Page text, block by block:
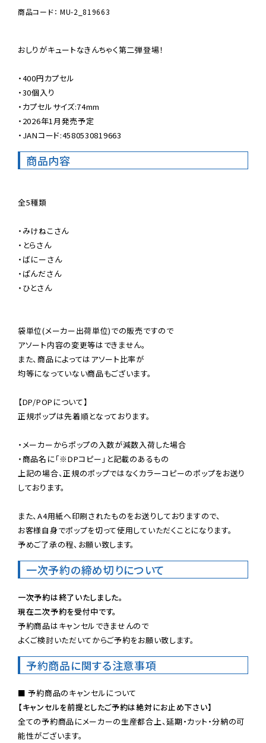
商品コード： MU-2_819663
おしりがキュートなきんちゃく第二弾登場！
・400円カプセル
・30個入り
・カプセルサイズ:74mm
・2026年1月発売予定
・JANコード:4580530819663
商品内容
全5種類
・みけねこさん
・とらさん
・ばにーさん
・ぱんださん
・ひとさん
袋単位(メーカー出荷単位)での販売ですので
アソート内容の変更等はできません。
また、商品によってはアソート比率が
均等になっていない商品もございます。
【DP/POPについて】
正規ポップは先着順となっております。
・メーカーからポップの入数が減数入荷した場合
・商品名に「※DPコピー」と記載のあるもの
上記の場合、正規のポップではなくカラーコピーのポップをお送り
しております。
また、A4用紙へ印刷されたものをお送りしておりますので、
お客様自身でポップを切って使用していただくことになります。
予めご了承の程、お願い致します。
一次予約の締め切りについて
一次予約は終了いたしました。
現在二次予約を受付中です。
予約商品はキャンセルできませんので
よくご検討いただいてからご予約をお願い致します。
予約商品に関する注意事項
【キャンセルを前提としたご予約は絶対にお止め下さい】
全ての予約商品にメーカーの生産都合上、延期・カット・分納の可
能性がございます。